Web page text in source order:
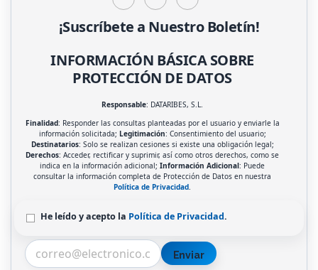
¡Suscríbete a Nuestro Boletín!
INFORMACIÓN BÁSICA SOBRE
PROTECCIÓN DE DATOS
Responsable: DATARIBES, S.L.
Finalidad: Responder las consultas planteadas por el usuario y enviarle la
información solicitada; Legitimación: Consentimiento del usuario;
Destinatarios: Solo se realizan cesiones si existe una obligación legal;
Derechos: Acceder, rectificar y suprimir, así como otros derechos, como se
indica en la información adicional;Información Adicional: Puede
consultar la información completa de Protección de Datos en nuestra
Política de Privacidad.
He leído y acepto la Política de Privacidad.
Enviar